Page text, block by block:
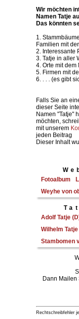
Wir möchten
Namen Tatje
Das könnten
1.
Familien mit
2. Interessante
3. Tatje in aller
4. Orte mit dem
5. Firmen mit
6. . . . (es gibt
Falls Sie an
dieser Seite
Namen "Tatje"
möchten,
mit unserem
jeden Beitrag
Dieser Inhalt
Fotoalbum
Weyhe von
Adolf Tatje
Wilhelm
Stambomen
Dann Mailen
Rechtschreibfehler